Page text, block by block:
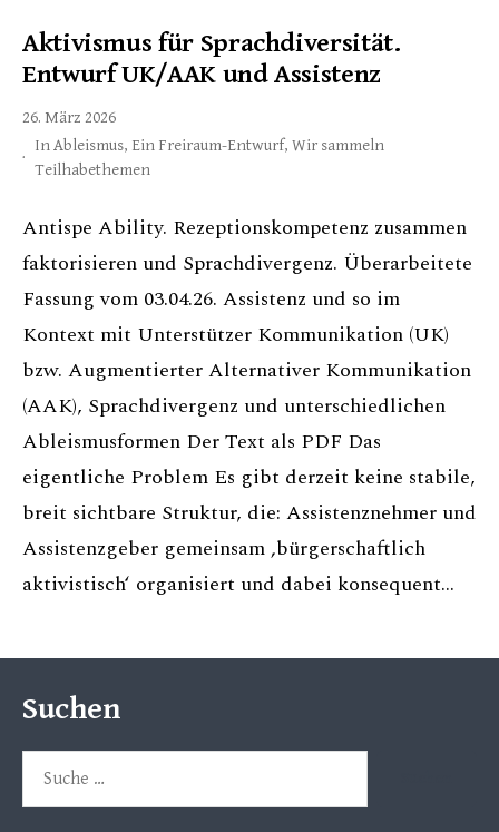
Aktivismus für Sprachdiversität.
Entwurf UK/AAK und Assistenz
26. März 2026
InAbleismus, Ein Freiraum-Entwurf, Wir sammeln
Teilhabethemen
Antispe Ability. Rezeptionskompetenz zusammen
faktorisieren und Sprachdivergenz. Überarbeitete
Fassung vom 03.04.26. Assistenz und so im
Kontext mit Unterstützer Kommunikation (UK)
bzw. Augmentierter Alternativer Kommunikation
(AAK), Sprachdivergenz und unterschiedlichen
Ableismusformen Der Text als PDF Das
eigentliche Problem Es gibt derzeit keine stabile,
breit sichtbare Struktur, die: Assistenznehmer und
Assistenzgeber gemeinsam ‚bürgerschaftlich
aktivistisch‘ organisiert und dabei konsequent…
Suchen
nach: